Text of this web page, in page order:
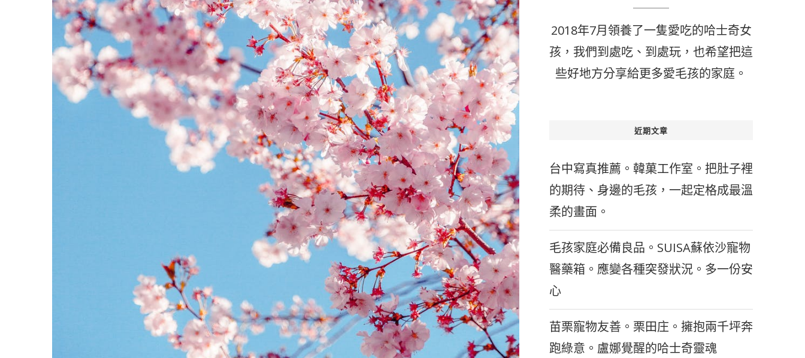
2018年7月領養了一隻愛吃的哈士奇女
孩，我們到處吃、到處玩，也希望把這
些好地方分享給更多愛毛孩的家庭。
近期文章
台中寫真推薦。韓菓工作室。把肚子裡
的期待、身邊的毛孩，一起定格成最溫
柔的畫面。
毛孩家庭必備良品。SUISA蘇依沙寵物
醫藥箱。應變各種突發狀況。多一份安
心
苗栗寵物友善。栗田庄。擁抱兩千坪奔
跑綠意。盧娜覺醒的哈士奇靈魂